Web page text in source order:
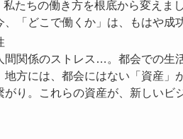
私たちの働き方を根底から変えま
「どこで働くか」は、もはや成
間関係のストレス…。都会での生
方には、都会にはない「資産」
り。これらの資産が、新しいビ